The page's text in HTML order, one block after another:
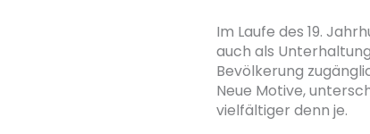
Im Laufe des 19.
auch als
Bevölkerung
Neue Motive,
vielfältiger denn je.